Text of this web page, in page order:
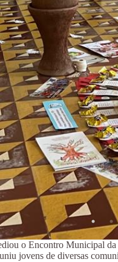
o Encontro
jovens de diversas